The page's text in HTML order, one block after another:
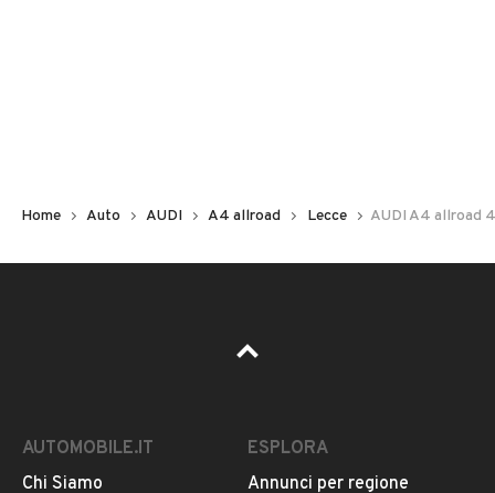
Home Auto AUDI A4 allroad Lecce AUDI A4 allroad
AUTOMOBILE.IT
Chi Siamo
ESPLORA
Annunci per regione